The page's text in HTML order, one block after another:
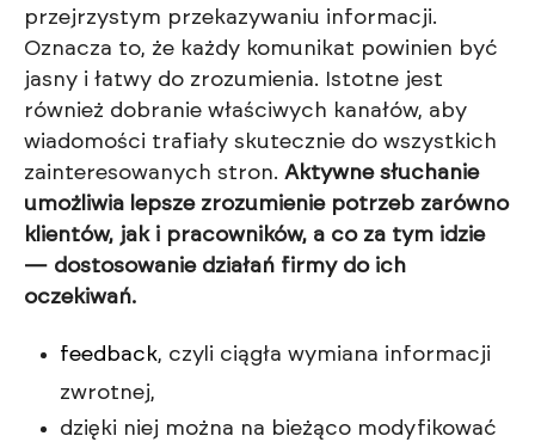
przejrzystym przekazywaniu informacji.
Oznacza to, że każdy komunikat powinien być
jasny i łatwy do zrozumienia. Istotne jest
również dobranie właściwych kanałów, aby
wiadomości trafiały skutecznie do wszystkich
zainteresowanych stron. Aktywne słuchanie
umożliwia lepsze zrozumienie potrzeb zarówno
klientów, jak i pracowników, a co za tym idzie
— dostosowanie działań firmy do ich
oczekiwań.
feedback, czyli ciągła wymiana informacji
zwrotnej,
dzięki niej można na bieżąco modyfikować